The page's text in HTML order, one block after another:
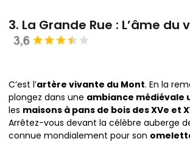
3. La Grande Rue : L’âme du
C’est l’artère vivante du Mont. En la
plongez dans une ambiance médiévale
les maisons à pans de bois des XVe et
Arrêtez-vous devant la célèbre auberge
connue mondialement pour son